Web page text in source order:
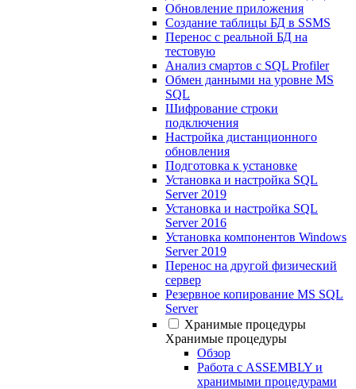
Обновление приложения
Создание таблицы БД в SSMS
Перенос с реальной БД на
тестовую
Анализ смартов с SQL Profiler
Обмен данными на уровне MS
SQL
Шифрование строки
подключения
Настройка дистанционного
обновления
Подготовка к установке
Установка и настройка SQL
Server 2019
Установка и настройка SQL
Server 2016
Установка компонентов Windows
Server 2019
Перенос на другой физический
сервер
Резервное копирование MS SQL
Server
Хранимые процедуры
Хранимые процедуры
Обзор
Работа с ASSEMBLY и
хранимыми процедурами